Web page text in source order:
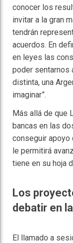
conocer los
invitar a la gran
tendrán
acuerdos. En
en leyes las
poder sentarnos
distinta, una
imaginar”.
Más allá de que
bancas en las
conseguir apoyo
le permitirá
tiene en su hoja
Los
debatir en
El llamado a